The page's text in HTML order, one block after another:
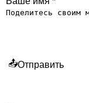
📤Отправить